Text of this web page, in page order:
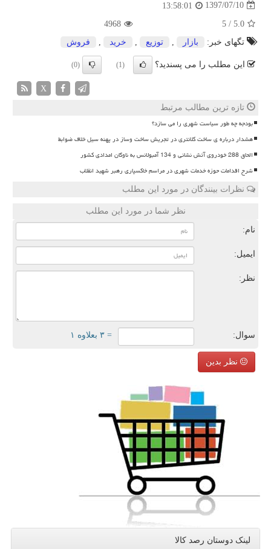
1397/07/10
13:58:01
5.0
/
5
4968
تگهای خبر:
بازار توزیع خرید فروش
این مطلب را می پسندید؟ (1)
(0)
X
تازه ترین مطالب مرتبط
بودجه چه طور سیاست شهری را می سازد؟
هشدار درباره ی ساخت کلانتری در تجریش ساخت وساز در پهنه سیل خلاف ضوابط
الحاق 288 خودروی آتش نشانی و 134 آمبولانس به ناوگان امدادی کشور
شرح اقدامات حوزه خدمات شهری در مراسم خاکسپاری رهبر شهید انقلاب
نظرات بینندگان در مورد این مطلب
نظر شما در مورد این مطلب
نام:
ایمیل:
نظر:
سوال: = ۳ بعلاوه ۱
نظر بدین
لینک دوستان رصد كالا